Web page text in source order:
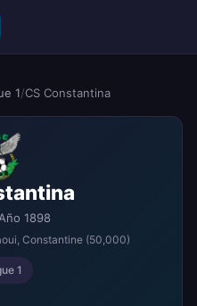
1/CS Constantina
Año 1898
, Constantine(50,000)
1